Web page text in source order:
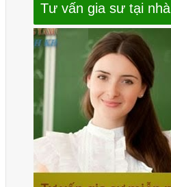
Tư vấn gia sư tại nhà